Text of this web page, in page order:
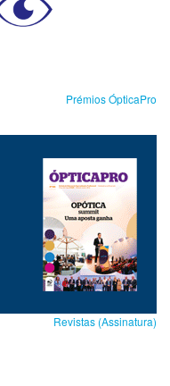
Prémios ÓpticaPro
Revistas (Assinatura)